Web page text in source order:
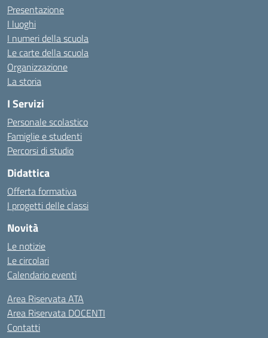
Presentazione
I luoghi
I numeri della scuola
Le carte della scuola
Organizzazione
La storia
I Servizi
Personale scolastico
Famiglie e studenti
Percorsi di studio
Didattica
Offerta formativa
I progetti delle classi
Novità
Le notizie
Le circolari
Calendario eventi
Area Riservata ATA
Area Riservata DOCENTI
Contatti